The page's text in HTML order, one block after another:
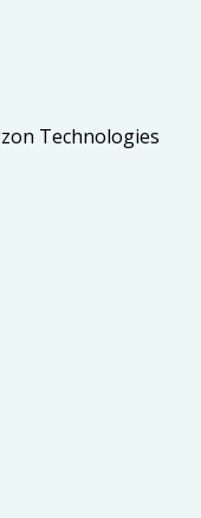
Technologies